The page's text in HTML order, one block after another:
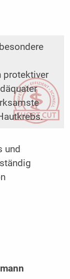
protektiver
und